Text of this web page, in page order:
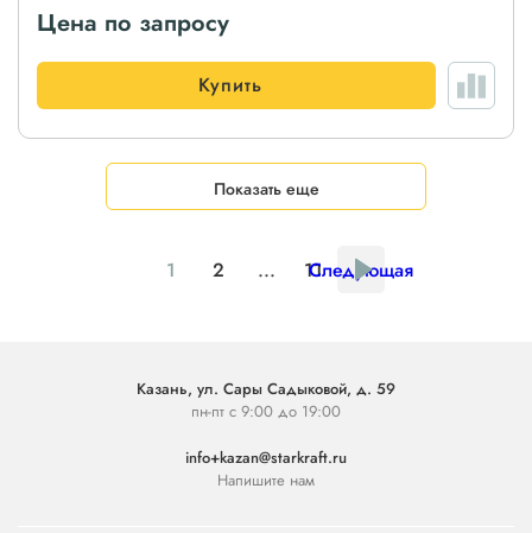
Цена по запросу
Купить
Показать еще
1 2 ... 11
Следующая
Казань, ул. Сары Садыковой, д. 59
пн-пт с 9:00 до 19:00
info+kazan@starkraft.ru
Напишите нам